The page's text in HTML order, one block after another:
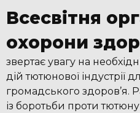
Всесвітня
охорони
звертає увагу на
дій тютюнової індустрії
громадського здоров’я.
із боротьби проти